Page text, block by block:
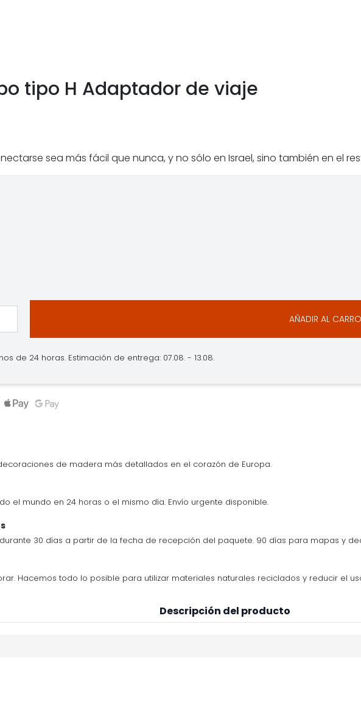
tipo H Adaptador de viaje
sea más fácil que nunca, y no sólo en Israel, sino también en el
AÑADIR AL CARRO
de 24 horas. Estimación de entrega: 07.08. - 13.08.
de madera más detallados en el corazón de Europa.
el mundo en 24 horas o el mismo día. Envío urgente disponible.
30 días a partir de la fecha de recepción del paquete. 90 días para mapas y
Hacemos todo lo posible para utilizar materiales naturales reciclados y reducir el
Descripción del producto